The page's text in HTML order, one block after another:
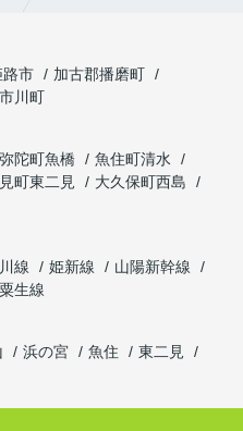
路市
加古郡播磨町
川町
陀町魚橋
魚住町清水
町東二見
大久保町西島
線 姫新線
山陽新幹線
生線
浜の宮 魚住
東二見